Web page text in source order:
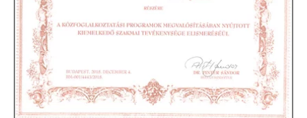
Kultúra
Keresés